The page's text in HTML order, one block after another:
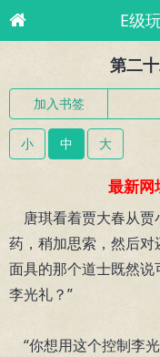
E级
第二
加入书签
小 中 大
最新
唐琪看着贾大春从贾
药，稍加思索，然后
面具的那个道士既然
李光礼？”
“你想用这个控制李